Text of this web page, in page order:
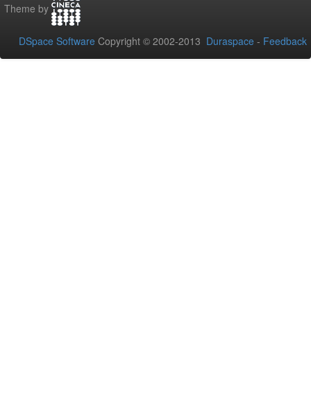
Theme by
DSpace Software Copyright © 2002-2013 Duraspace - Feedback